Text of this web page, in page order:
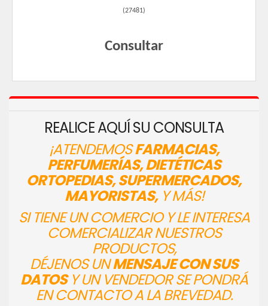
(27481)
Consultar
REALICE AQUÍ SU CONSULTA
¡ATENDEMOSFARMACIAS,
PERFUMERÍAS, DIETÉTICAS
ORTOPEDIAS, SUPERMERCADOS,
MAYORISTAS,Y MÁS!
SI TIENE UN COMERCIO Y LE INTERESA
COMERCIALIZAR NUESTROS
PRODUCTOS,
DÉJENOS UNMENSAJE CON SUS
DATOSY UN VENDEDOR SE PONDRÁ
EN CONTACTO A LA BREVEDAD.